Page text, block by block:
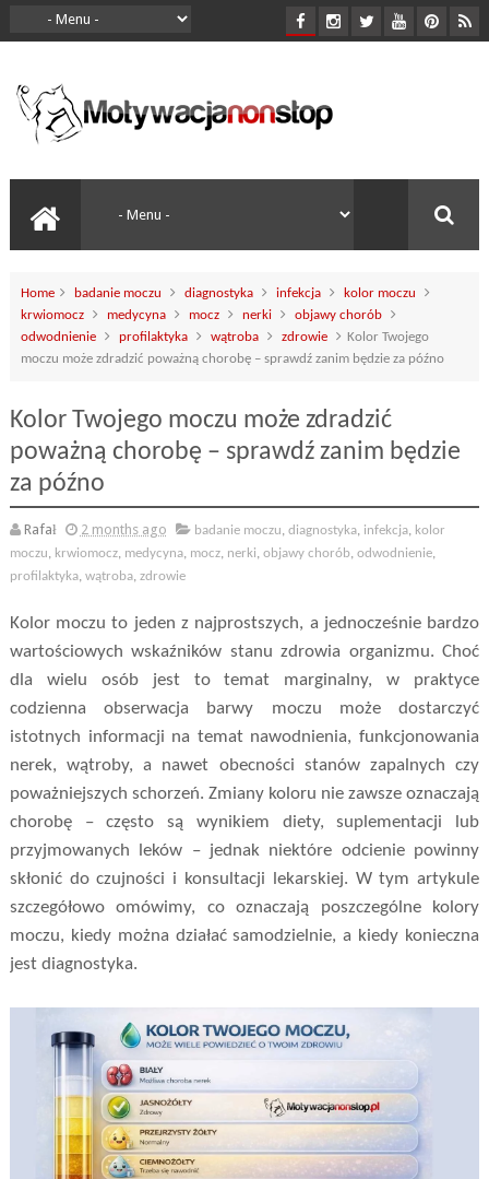
Home badanie moczu diagnostyka infekcja
kolor moczu
krwiomocz
medycyna mocz nerki
objawy chorób
odwodnienie
profilaktyka wątroba zdrowie
Kolor Twojego
moczu może zdradzić poważną chorobę – sprawdź zanim będzie za późno
Kolor Twojego moczu może zdradzić
poważną chorobę – sprawdź zanim będzie
za późno
Rafał 2 months ago badanie moczu, diagnostyka, infekcja, kolor
moczu, krwiomocz, medycyna, mocz, nerki, objawy chorób, odwodnienie,
profilaktyka, wątroba, zdrowie
Kolor moczu to jeden z najprostszych, a jednocześnie bardzo
wartościowych wskaźników stanu zdrowia organizmu. Choć
dla wielu osób jest to temat marginalny, w praktyce
codzienna obserwacja barwy moczu może dostarczyć
istotnych informacji na temat nawodnienia, funkcjonowania
nerek, wątroby, a nawet obecności stanów zapalnych czy
poważniejszych schorzeń. Zmiany koloru nie zawsze oznaczają
chorobę – często są wynikiem diety, suplementacji lub
przyjmowanych leków – jednak niektóre odcienie powinny
skłonić do czujności i konsultacji lekarskiej. W tym artykule
szczegółowo omówimy, co oznaczają poszczególne kolory
moczu, kiedy można działać samodzielnie, a kiedy konieczna
jest diagnostyka.